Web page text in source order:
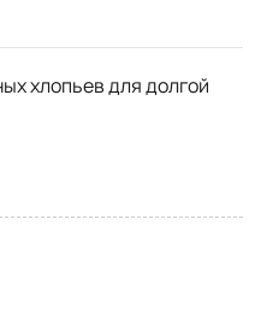
хлопьев для долгой